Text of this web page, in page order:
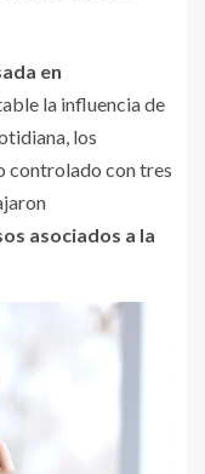
en
la influencia de
los
controlado con tres
asociados a la